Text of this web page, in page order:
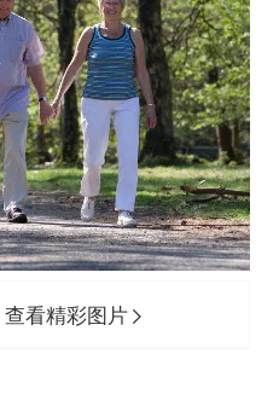
看精彩图片